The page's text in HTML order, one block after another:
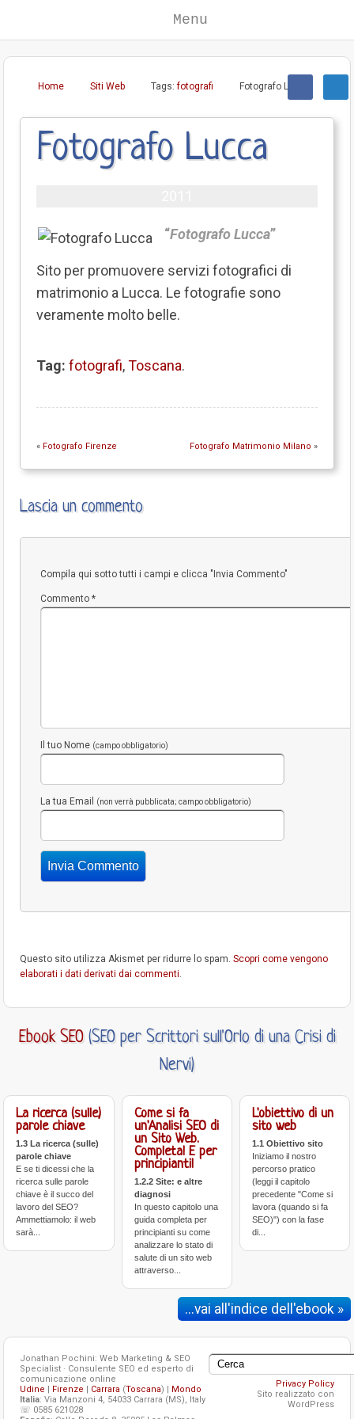
Menu
Home Siti Web Tags:fotografi Fotografo Lucca
Fotografo Lucca
“Fotografo Lucca”
Sito per promuovere servizi fotografici di
matrimonio a Lucca. Le fotografie sono
veramente molto belle.
Tag: fotografi,Toscana.
Fotografo Matrimonio Milano »
« Fotografo Firenze
Lascia un commento
Compila qui sotto tutti i campi e clicca "Invia Commento"
Commento*
Il tuo Nome (campo obbligatorio)
La tua Email (non verrà pubblicata; campo obbligatorio)
Questo sito utilizza Akismet per ridurre lo spam.Scopri come vengono
elaborati i dati derivati dai commenti.
Ebook SEO(SEO per Scrittori sull'Orlo di una Crisi di
Nervi)
La ricerca (sulle)
parole chiave
1.3 La ricerca (sulle)
parole chiave
E se ti dicessi che la
ricerca sulle parole
chiave è il succo del
lavoro del SEO?
Ammettiamolo: il web
sarà...
Come si fa
un'Analisi SEO di
un Sito Web.
Completa! E per
principianti!
1.2.2 Site: e altre
diagnosi
In questo capitolo una
guida completa per
principianti su come
analizzare lo stato di
salute di un sito web
attraverso...
L'obiettivo di un
sito web
1.1 Obiettivo sito
Iniziamo il nostro
percorso pratico
(leggi il capitolo
precedente "Come si
lavora (quando si fa
SEO)") con la fase
di...
...vai all'indice dell'ebook »
Jonathan Pochini: Web Marketing & SEO
Specialist · Consulente SEO ed esperto di
comunicazione online
Udine | Firenze | Carrara (Toscana) | Mondo
Italia: Via Manzoni 4, 54033 Carrara (MS), Italy
☏ 0585 621028
Privacy Policy
Sito realizzato con
WordPress